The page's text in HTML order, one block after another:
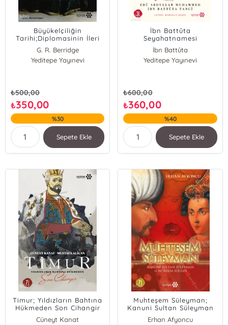
Büyükelçiliğin
Tarihi;Diplomasinin İleri
Karakolları
G. R. Berridge
Yeditepe Yayınevi
₺500,00
₺350,00
%30
Sepete Ekle
İbn Battûta
Seyahatnamesi
İbn Battûta
Yeditepe Yayınevi
₺600,00
₺360,00
%40
Sepete Ekle
Timur; Yıldızların Bahtına
Hükmeden Son Cihangir
Cüneyt Kanat
Muhteşem Süleyman;
Kanuni Sultan Süleyman
ve Hürrem Sultan
Erhan Afyoncu